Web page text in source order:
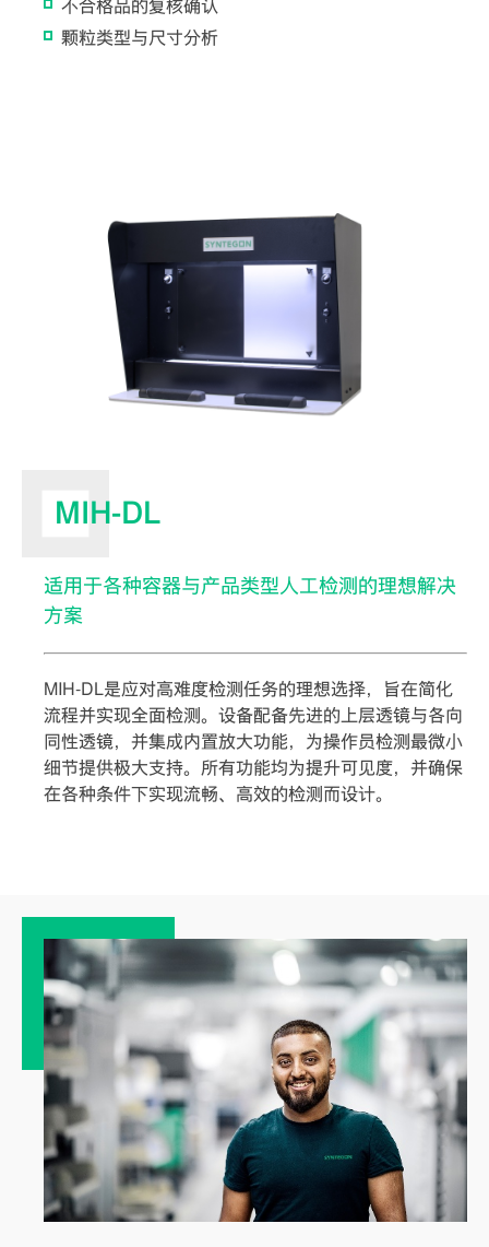
不合格品的复核确认
颗粒类型与尺寸分析
MIH-DL
适用于各种容器与产品类型人工检测的理想解决
方案
MIH-DL是应对高难度检测任务的理想选择，旨在简化
流程并实现全面检测。设备配备先进的上层透镜与各向
同性透镜，并集成内置放大功能，为操作员检测最微小
细节提供极大支持。所有功能均为提升可见度，并确保
在各种条件下实现流畅、高效的检测而设计。